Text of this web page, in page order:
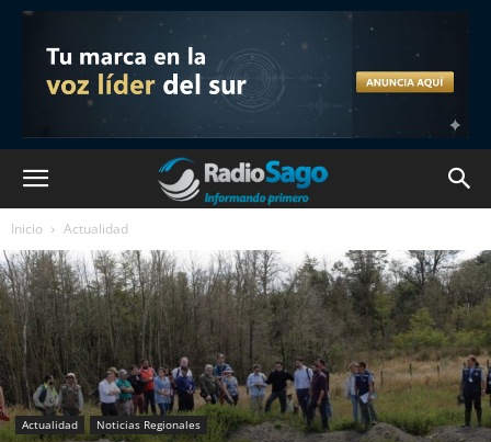
Inicio Actualidad
Actualidad Noticias Regionales